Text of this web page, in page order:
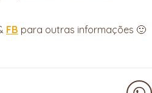
FB para outras informações 🙂